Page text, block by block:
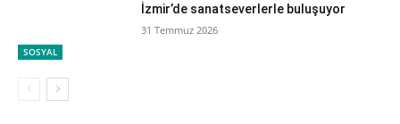
SOSYAL
İzmir’de sanatseverlerle buluşuyor
31 Temmuz 2026